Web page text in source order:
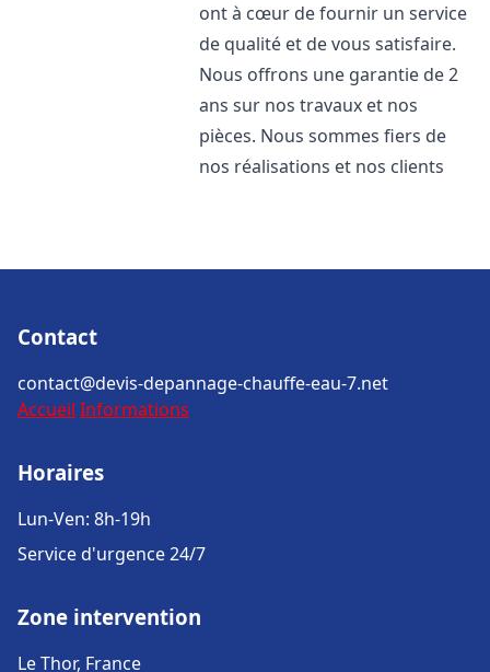
ont à cœur de fournir un service
de qualité et de vous satisfaire.
Nous offrons une garantie de 2
ans sur nos travaux et nos
pièces. Nous sommes fiers de
nos réalisations et nos clients
Contact
contact@devis-depannage-chauffe-eau-7.net
Accueil Informations
Horaires
Lun-Ven: 8h-19h
Service d'urgence 24/7
Zone intervention
Le Thor, France